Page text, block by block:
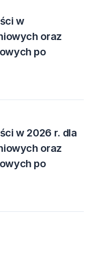
w
oraz
po
w 2026 r. dla
oraz
po